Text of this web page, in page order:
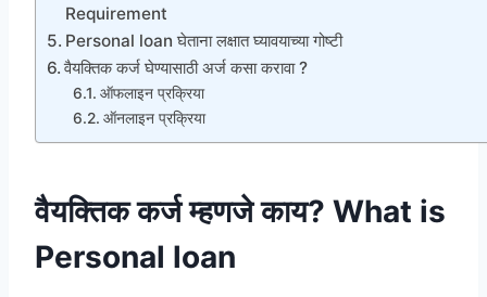
Requirement
Personal loan घेताना लक्षात घ्यावयाच्या गोष्टी
वैयक्तिक कर्ज घेण्यासाठी अर्ज कसा करावा ?
ऑफलाइन प्रक्रिया
ऑनलाइन प्रक्रिया
वैयक्तिक कर्ज म्हणजे काय? What is
Personal loan